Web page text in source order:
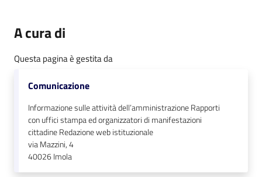
A cura di
Questa pagina è gestita da
Comunicazione
Informazione sulle attività dell’amministrazione Rapporti
con uffici stampa ed organizzatori di manifestazioni
cittadine Redazione web istituzionale
via Mazzini, 4
40026Imola